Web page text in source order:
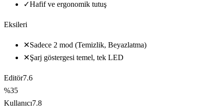
✓Hafif ve ergonomik tutuş
Eksileri
✕Sadece 2 mod (Temizlik, Beyazlatma)
✕Şarj göstergesi temel, tek LED
Editör7.6
%35
Kullanıcı7.8